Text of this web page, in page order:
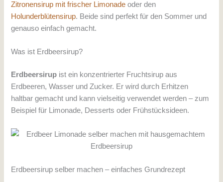
Zitronensirup mit frischer Limonade oder den
Holunderblütensirup. Beide sind perfekt für den Sommer und
genauso einfach gemacht.
Was ist Erdbeersirup?
Erdbeersirup ist ein konzentrierter Fruchtsirup aus
Erdbeeren, Wasser und Zucker. Er wird durch Erhitzen
haltbar gemacht und kann vielseitig verwendet werden – zum
Beispiel für Limonade, Desserts oder Frühstücksideen.
Erdbeersirup selber machen – einfaches Grundrezept